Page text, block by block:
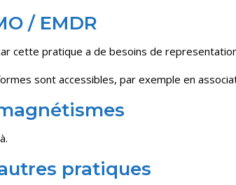
/ EMDR
cette pratique a de besoins de
sont accessibles, par exemple en
pratiques